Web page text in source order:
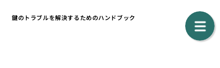
鍵のトラブルを解決するためのハンドブック